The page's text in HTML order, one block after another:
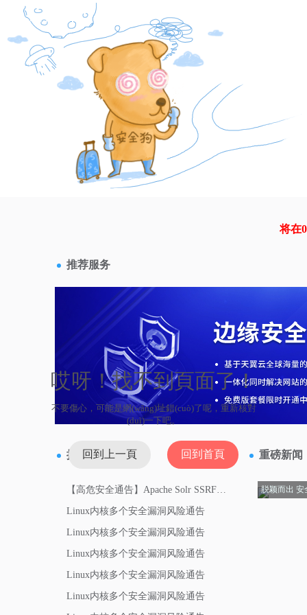
哎呀！找不到頁面了！
不要傷心，可能是網(wǎng)址錯(cuò)了呢，重新核對
(duì)一下吧。
回到上一頁 回到首頁